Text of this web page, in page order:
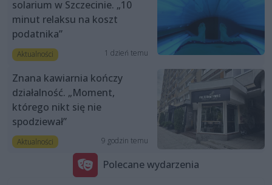
solarium w Szczecinie. „10
minut relaksu na koszt
podatnika”
Aktualności 1 dzień temu
Znana kawiarnia kończy
działalność. „Moment,
którego nikt się nie
spodziewał”
Aktualności 9 godzin temu
Polecane wydarzenia